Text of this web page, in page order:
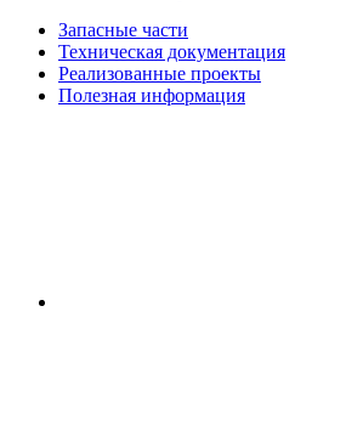
Запасные части
Техническая документация
Реализованные проекты
Полезная информация